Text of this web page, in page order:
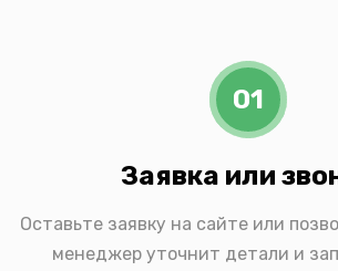
01
Заявка или
Оставьте заявку на сайте или
менеджер уточнит детали и